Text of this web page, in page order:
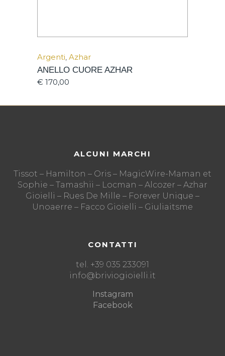
Argenti, Azhar
ANELLO CUORE AZHAR
€ 170,00
ALCUNI MARCHI
Tissot – Hamilton – Oris – MagicWire-Maman et
Sophie – Tamashii – Locman – Alcozer – Azhar
Gioielli – Rues De Mille – Forever Unique –
Unoaerre – Facco Gioielli – Giuliaitsme
CONTATTI
tel. +39 035 233091
info@briviogioielli.it
Instagram
Facebook